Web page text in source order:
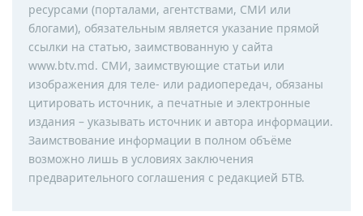
ресурсами (порталами, агентствами, СМИ или
блогами), обязательным является указание прямой
ссылки на статью, заимствованную у сайта
www.btv.md. СМИ, заимствующие статьи или
изображения для теле- или радиопередач, обязаны
цитировать источник, а печатные и электронные
издания – указывать источник и автора информации.
Заимствование информации в полном объёме
возможно лишь в условиях заключения
предварительного соглашения с редакцией БТВ.